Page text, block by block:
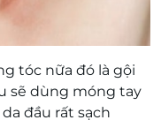
tóc nữa đó là gội
sẽ dùng móng tay
đầu rất sạch